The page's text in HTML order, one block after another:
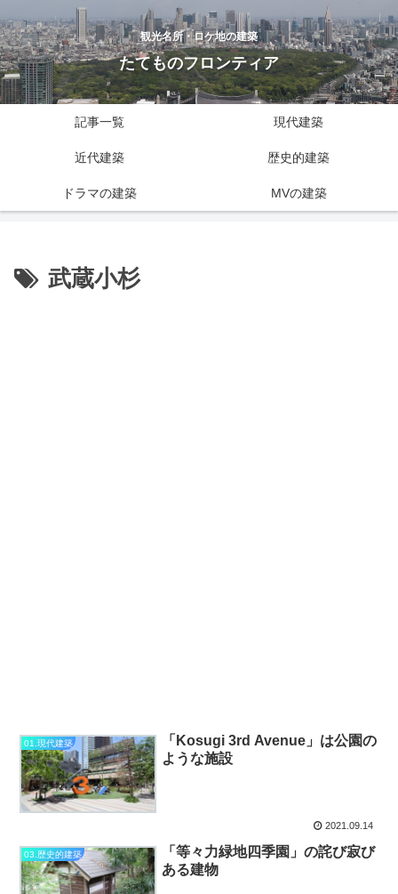
観光名所・ロケ地の建築
たてものフロンティア
記事一覧 現代建築
近代建築 歴史的建築
ドラマの建築 MVの建築
武蔵小杉
01.現代建築
「Kosugi 3rd Avenue」は公園の
ような施設
2021.09.14
03.歴史的建築
「等々力緑地四季園」の詫び寂び
ある建物